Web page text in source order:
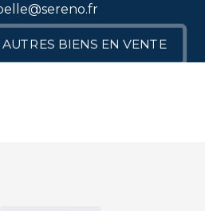
BIENS EN VENTE